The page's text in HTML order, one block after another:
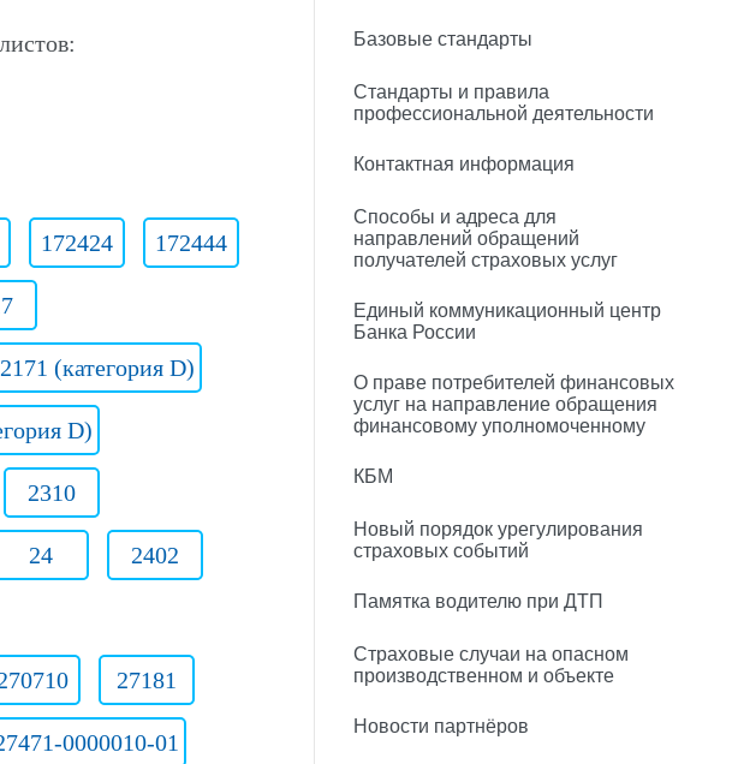
172424 172444
(категория D)
D)
2310
24 2402
27181
0000010-01
Базовые стандарты
Стандарты и правила
профессиональной деятельности
Контактная информация
Способы и адреса для
направлений обращений
получателей страховых услуг
Единый коммуникационный центр
Банка России
О праве потребителей финансовых
услуг на направление обращения
финансовому уполномоченному
КБМ
Новый порядок урегулирования
страховых событий
Памятка водителю при ДТП
Страховые случаи на опасном
производственном и объекте
Новости партнёров